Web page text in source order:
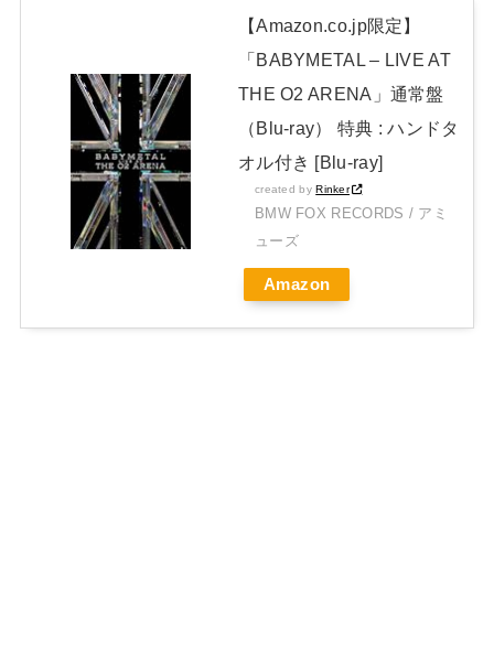
【Amazon.co.jp限定】
「BABYMETAL – LIVE AT
THE O2 ARENA」通常盤
（Blu-ray） 特典 : ハンドタ
オル付き [Blu-ray]
created byRinker
BMW FOX RECORDS / アミ
ューズ
Amazon